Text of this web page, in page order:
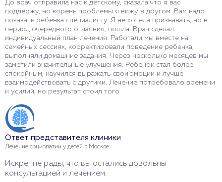
До врач отправила нас к детскому, сказала что я вас
поддержу, но корень проблемы я вижу в другом. Вам надо
показать ребенка специалисту. Я не хотела признавать, но в
период очередного отчаяния, пошла. Врач сделал
индивидуальный план лечения. Работали мы вместе на
семейных сессиях, корректировали поведение ребенка,
выполняли домашние задания. Через несколько месяцев мы
заметили значительные улучшения. Ребенок стал более
спокойным, научился выражать свои эмоции и лучше
взаимодействовать с другими. Лечение потребовало времени
и усилий, но результат стоил того.
Ответ представителя клиники
Лечение социопатии у детей в Москве
Искренне рады, что вы остались довольны
консультацией и лечением.